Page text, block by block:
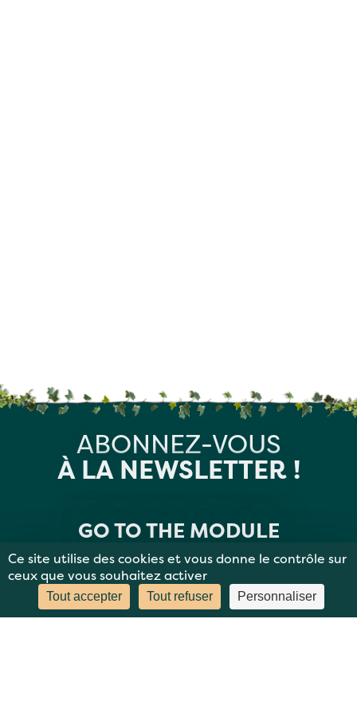
Ce site utilise des cookies et vous donne le contrôle sur
ceux que vous souhaitez activer
Tout accepter Tout refuser Personnaliser
ABONNEZ-VOUS
À LA NEWSLETTER !
GO TO THE MODULE